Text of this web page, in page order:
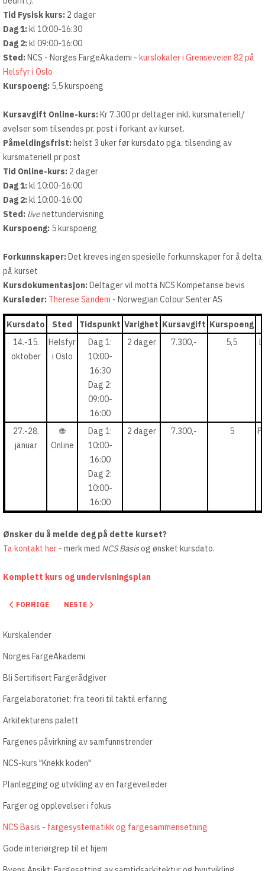
Tid Fysisk kurs: 2 dager
Dag 1: kl 10:00-16:30
Dag 2: kl 09:00-16:00
Sted: NCS - Norges FargeAkademi - kurslokaler i Grenseveien 82 på
Helsfyr i Oslo
Kurspoeng: 5,5 kurspoeng
Kursavgift Online-kurs: Kr 7.300 pr deltager inkl. kursmateriell/
øvelser som tilsendes pr. post i forkant av kurset.
Påmeldingsfrist: helst 3 uker før kursdato pga. tilsending av
kursmateriell pr post
Tid Online-kurs: 2 dager
Dag 1: kl 10:00-16:00
Dag 2: kl 10:00-16:00
Sted: livenettundervisning
Kurspoeng: 5 kurspoeng
Forkunnskaper: Det kreves ingen spesielle forkunnskaper for å delta
på kurset
Kursdokumentasjon: Deltager vil motta NCS Kompetanse bevis
Kursleder: Therese Sandem - Norwegian Colour Senter AS
Kursdato Sted Tidspunkt Varighet Kursavgift Kurspoeng
14.-15.
oktober
Helsfyr
i Oslo
Dag 1:
10:00-
16:30
Dag 2:
09:00-
16:00
2 dager 7.300,- 5,5
27.-28.
januar
🌐
Online
Dag 1:
10:00-
16:00
Dag 2:
10:00-
16:00
2 dager 7.300,- 5
Ønsker du å melde deg på dette kurset?
Ta kontakt her - merk med NCS Basisog ønsket kursdato.
Komplett kurs og undervisningsplan
FORRIGE ARTIKKEL: FARGER OG OPPLEVELSER I FOKUS - RETAIL/
FORRIGE NESTE ARTIKKEL: GODE INTERIØRGREP TIL ET HJEM
NESTE
Kurskalender
Norges FargeAkademi
Bli Sertifisert Fargerådgiver
Fargelaboratoriet: fra teori til taktil erfaring
Arkitekturens palett
Fargenes påvirkning av samfunnstrender
NCS-kurs "Knekk koden"
Planlegging og utvikling av en fargeveileder
Farger og opplevelser i fokus
NCS Basis - fargesystematikk og fargesammensetning
Gode interiørgrep til et hjem